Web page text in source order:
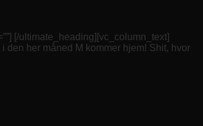
[/ultimate_heading][vc_column_text]
den her måned M kommer hjem! Shit, hvor